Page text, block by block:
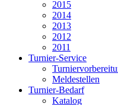
2015
2014
2013
2012
2011
Turnier-Service
Meldestellen
Turnier-Bedarf
Katalog